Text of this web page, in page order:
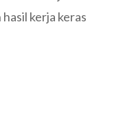
kerja keras